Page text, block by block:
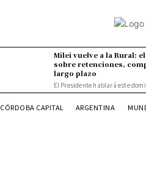
Milei vuelve a la Rural:
sobre retenciones,
largo plazo
El Presidente hablará este
CÓRDOBA CAPITAL ARGENTINA